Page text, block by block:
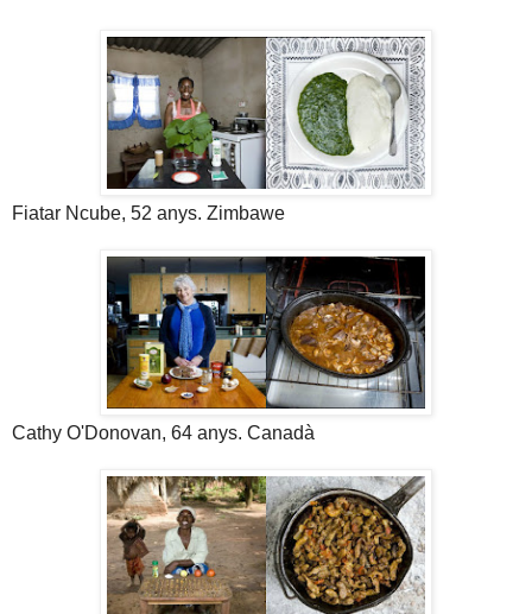
Fiatar Ncube, 52 anys. Zimbawe
Cathy O'Donovan, 64 anys. Canadà